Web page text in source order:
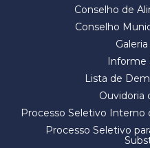
Conselho de
Conselho
Informe
Lista de
Ouvidoria
Processo Seletivo
Processo Seletivo